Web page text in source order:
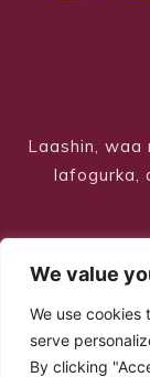
We value
We use cookies
serve
By clicking
Laashin, waa
lafogurka,